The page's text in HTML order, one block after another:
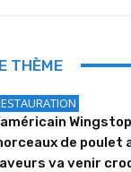
THÈME
de poulet
va venir